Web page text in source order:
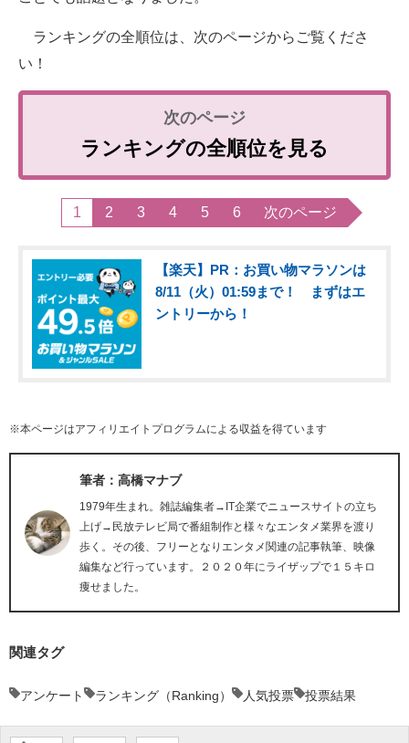
ランキングの全順位は、次のページからご覧くださ
い！
ランキングの全順位を見る
1 2 3 4 5 6 次のページ
【楽天】PR：お買い物マラソンは
8/11（火）01:59まで！ まずはエ
ントリーから！
※本ページはアフィリエイトプログラムによる収益を得ています
筆者：高橋マナブ
1979年生まれ。雑誌編集者→IT企業でニュースサイトの立ち
上げ→民放テレビ局で番組制作と様々なエンタメ業界を渡り
歩く。その後、フリーとなりエンタメ関連の記事執筆、映像
編集など行っています。２０２０年にライザップで１５キロ
痩せました。
関連タグ
アンケート ランキング（Ranking） 人気投票 投票結果